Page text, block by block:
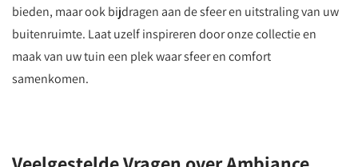
bieden, maar ook bijdragen aan de sfeer en uitstraling van uw
buitenruimte. Laat uzelf inspireren door onze collectie en
maak van uw tuin een plek waar sfeer en comfort
samenkomen.